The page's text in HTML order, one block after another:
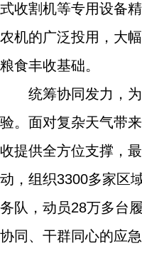
式收割机等专用设备
农机的广泛投用，大
粮食丰收基础。
统筹协同发力，
验。面对复杂天气带
收提供全方位支撑，
动，组织3300多家区
务队，动员28万多台
协同、干群同心的应